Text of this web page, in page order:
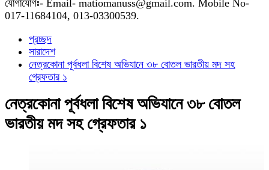
যোগাযোগঃ- Email- matiomanuss@gmail.com. Mobile No-
017-11684104, 013-03300539.
প্রচ্ছদ
সারাদেশ
নেত্রকোনা পূর্বধলা বিশেষ অভিযানে ৩৮ বোতল ভারতীয় মদ সহ
গ্রেফতার ১
নেত্রকোনা পূর্বধলা বিশেষ অভিযানে ৩৮ বোতল
ভারতীয় মদ সহ গ্রেফতার ১